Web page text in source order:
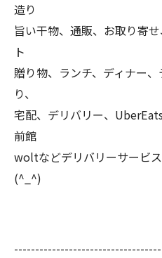
造り
旨い干物、通販、お取り寄
ト
贈り物、ランチ、ディナー
り、
宅配、デリバリー、
前館
woltなどデリバリーサービ
(^_^)